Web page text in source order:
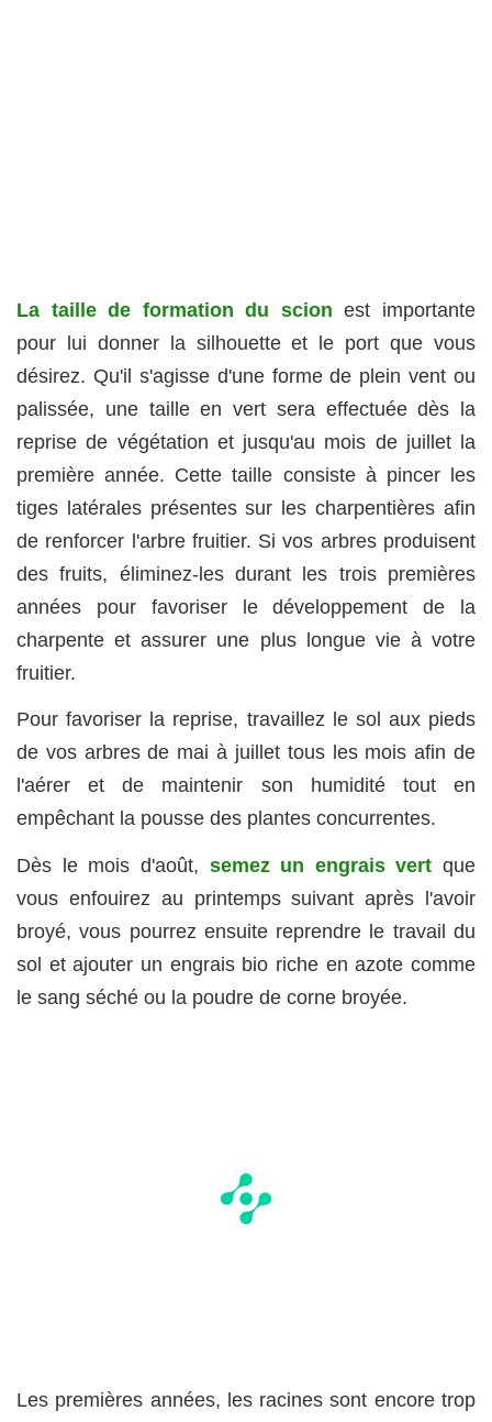
La taille de formation du scion est importante
pour lui donner la silhouette et le port que vous
désirez. Qu'il s'agisse d'une forme de plein vent ou
palissée, une taille en vert sera effectuée dès la
reprise de végétation et jusqu'au mois de juillet la
première année. Cette taille consiste à pincer les
tiges latérales présentes sur les charpentières afin
de renforcer l'arbre fruitier. Si vos arbres produisent
des fruits, éliminez-les durant les trois premières
années pour favoriser le développement de la
charpente et assurer une plus longue vie à votre
fruitier.
Pour favoriser la reprise, travaillez le sol aux pieds
de vos arbres de mai à juillet tous les mois afin de
l'aérer et de maintenir son humidité tout en
empêchant la pousse des plantes concurrentes.
Dès le mois d'août, semez un engrais vert que
vous enfouirez au printemps suivant après l'avoir
broyé, vous pourrez ensuite reprendre le travail du
sol et ajouter un engrais bio riche en azote comme
le sang séché ou la poudre de corne broyée.
Les premières années, les racines sont encore trop